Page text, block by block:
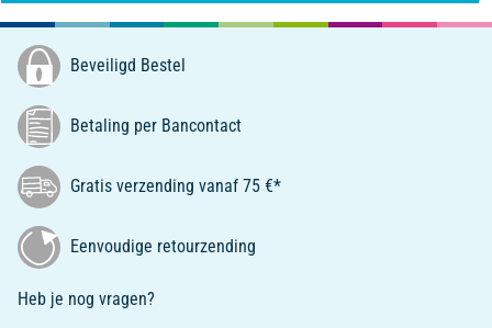
Beveiligd Bestel
Betaling per Bancontact
Gratis verzending vanaf 75 €*
Eenvoudige retourzending
Heb je nog vragen?